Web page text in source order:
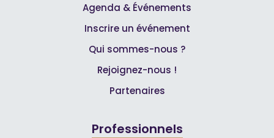
Agenda & Événements
Inscrire un événement
Qui sommes-nous ?
Rejoignez-nous !
Partenaires
Professionnels